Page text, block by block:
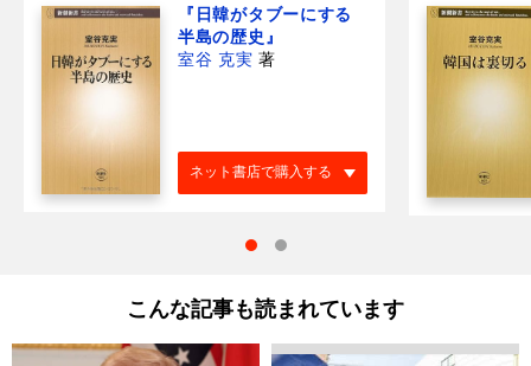
『日韓がタブーにする
半島の歴史』
室谷 克実 著
ネット書店で購入する
こんな記事も読まれています